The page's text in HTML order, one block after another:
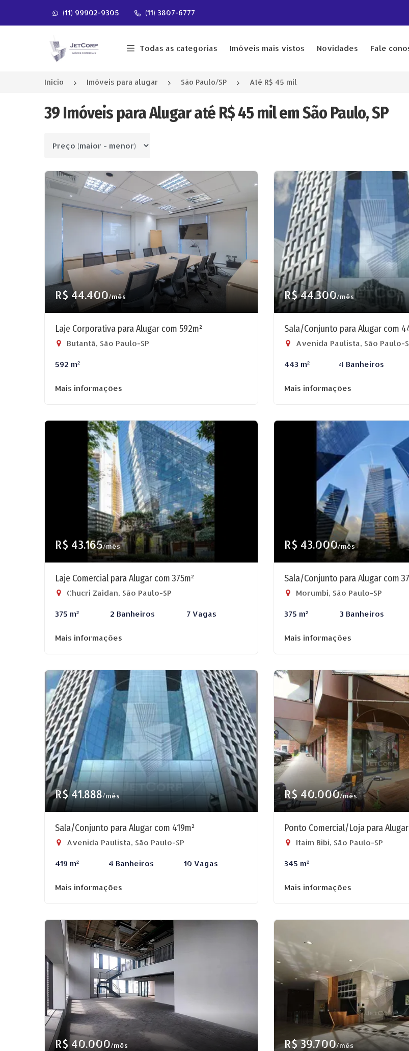
(11) 99902-9305 (11) 3807-6777
Página inicial
Todas as categorias Imóveis mais vistos Novidades Fale
Início Imóveis para alugar São Paulo/SP Até R$ 45 mil
39 Imóveis para Alugar até R$ 45 mil em São Paulo, SP
Ordenar por
R$ 44.400/mês
Laje Corporativa para Alugar com 592m²
Butantã, São Paulo-SP
592 m²
Mais informações
R$ 44.300/mês
Sala/Conjunto para Alugar com
Avenida Paulista, São Paulo-
443 m² 4 Banheiros
Mais informações
R$ 43.165/mês
Laje Comercial para Alugar com 375m²
Chucri Zaidan, São Paulo-SP
375 m² 2 Banheiros 7 Vagas
Mais informações
R$ 43.000/mês
Sala/Conjunto para Alugar com
Morumbi, São Paulo-SP
375 m² 3 Banheiros
Mais informações
R$ 41.888/mês
Sala/Conjunto para Alugar com 419m²
Avenida Paulista, São Paulo-SP
419 m² 4 Banheiros 10 Vagas
Mais informações
R$ 40.000/mês
Ponto Comercial/Loja para
Itaim Bibi, São Paulo-SP
345 m²
Mais informações
R$ 40.000/mês R$ 39.700/mês